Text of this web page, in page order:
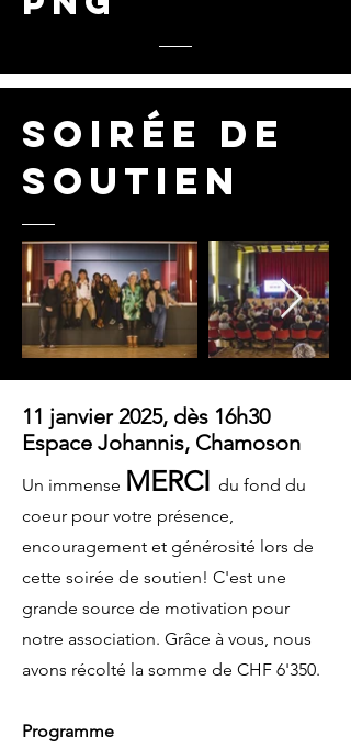
soirée de
soutien
11 janvier 2025, dès 16h30
Espace Johannis, Chamoson
Un immense MERCI du fond du
coeur pour votre présence,
encouragement et générosité lors de
cette soirée de soutien! C'est une
grande source de motivation pour
notre association. Grâce à vous, nous
avons récolté la somme de CHF 6'350.
Programme